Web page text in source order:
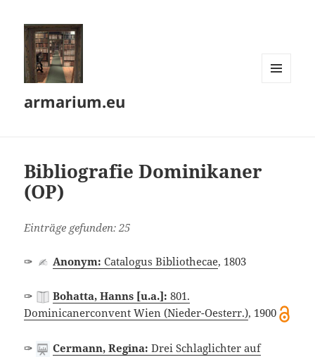
armarium.eu
Bibliografie Dominikaner
(OP)
Einträge gefunden: 25
✑ Anonym:Catalogus Bibliothecae, 1803
✑ Bohatta, Hanns [u.a.]:801.
Dominicanerconvent Wien (Nieder-Oesterr.), 1900
✑ Cermann, Regina:Drei Schlaglichter auf